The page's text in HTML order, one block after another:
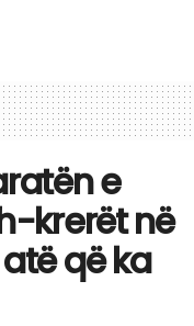
e
krerët në
që ka